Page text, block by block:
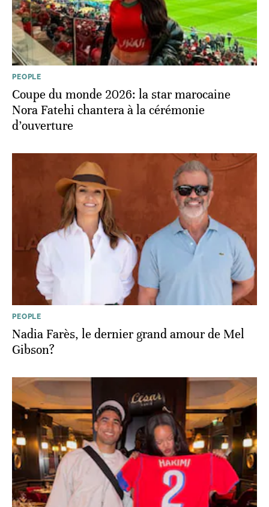
PEOPLE
Coupe du monde 2026: la star marocaine
Nora Fatehi chantera à la cérémonie
d’ouverture
PEOPLE
Nadia Farès, le dernier grand amour de Mel
Gibson?